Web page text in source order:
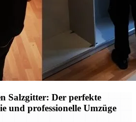
Salzgitter: Der perfekte
und professionelle Umzüge